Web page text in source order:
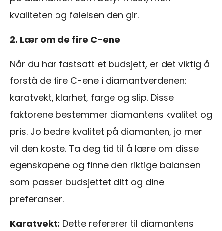
kvaliteten og følelsen den gir.
2. Lær om de fire C-ene
Når du har fastsatt et budsjett, er det viktig å
forstå de fire C-ene i diamantverdenen:
karatvekt, klarhet, farge og slip. Disse
faktorene bestemmer diamantens kvalitet og
pris. Jo bedre kvalitet på diamanten, jo mer
vil den koste. Ta deg tid til å lære om disse
egenskapene og finne den riktige balansen
som passer budsjettet ditt og dine
preferanser.
Karatvekt: Dette refererer til diamantens